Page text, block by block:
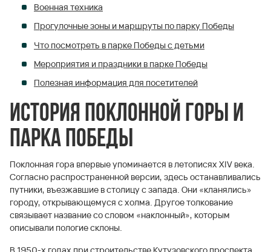
Военная техника
Прогулочные зоны и маршруты по парку Победы
Что посмотреть в парке Победы с детьми
Мероприятия и праздники в парке Победы
Полезная информация для посетителей
История Поклонной горы и
Парка Победы
Поклонная гора впервые упоминается в летописях XIV века.
Согласно распространенной версии, здесь останавливались
путники, въезжавшие в столицу с запада. Они «кланялись»
городу, открывающемуся с холма. Другое толкование
связывает название со словом «наклонный», которым
описывали пологие склоны.